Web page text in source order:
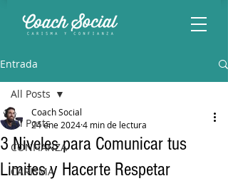
Entrada
All Posts
CONFIANZA
CARISMA
All Posts
3 Niveles para Comunicar tus
Limites y Hacerte Respetar
Coach Social
24 ene 20244 min de lectura